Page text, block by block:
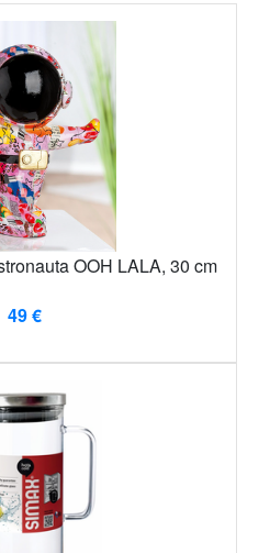
OOH LALA, 30 cm
49 €